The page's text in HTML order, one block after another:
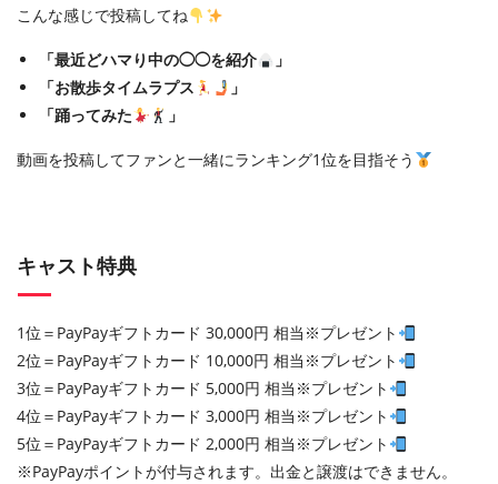
こんな感じで投稿してね
「最近どハマり中の◯◯を紹介
」
「お散歩タイムラプス
」
「踊ってみた
」
動画を投稿してファンと一緒にランキング1位を目指そう
キャスト特典
1位＝PayPayギフトカード 30,000円 相当※プレゼント
2位＝PayPayギフトカード 10,000円 相当※プレゼント
3位＝PayPayギフトカード 5,000円 相当※プレゼント
4位＝PayPayギフトカード 3,000円 相当※プレゼント
5位＝PayPayギフトカード 2,000円 相当※プレゼント
※PayPayポイントが付与されます。出金と譲渡はできません。